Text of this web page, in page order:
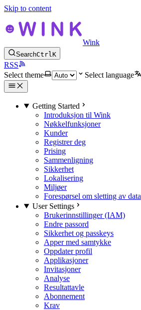
Skip to content
Wink
SearchCtrlK
RSS
Select theme
Select language
Getting Started
Introduksjon til Wink
Nøkkelfunksjoner
Kunder
Registrer deg
Prising
Sammenligning
Sikkerhet
Lokalisering
Miljøer
Forespørsel om sletting av data
User Settings
Brukerinnstillinger (IAM)
Endre passord
Sikkerhet og passkeys
Apper med samtykke
Oppdater profil
Applikasjoner
Invitasjoner
Analyse
Resultattavle
Abonnement
Krav